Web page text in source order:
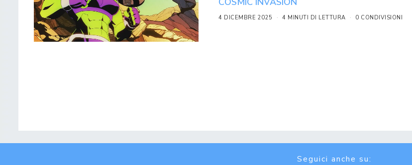
4 DICEMBRE 2025 4 MINUTI DI LETTURA 0 CONDIVISIONI
Seguici anche su: